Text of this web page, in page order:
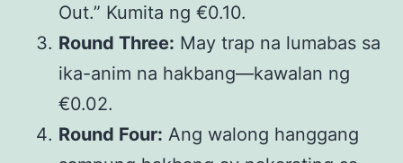
Out.” Kumita ng €0.10.
Round Three: May trap na lumabas sa
ika-anim na hakbang—kawalan ng
€0.02.
Round Four: Ang walong hanggang